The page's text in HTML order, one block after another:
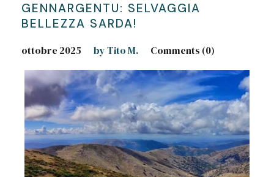
GENNARGENTU: SELVAGGIA
BELLEZZA SARDA!
ottobre 2025 by Tito M. Comments (0)